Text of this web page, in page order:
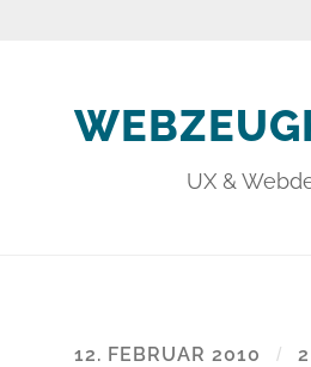
UX &
12. FEBRUAR 2010 /